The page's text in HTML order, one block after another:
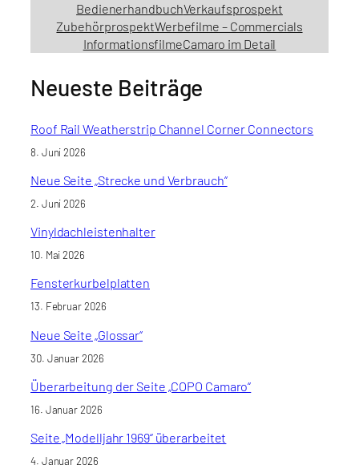
BedienerhandbuchVerkaufsprospekt
ZubehörprospektWerbefilme – Commercials
InformationsfilmeCamaro im Detail
Neueste Beiträge
Roof Rail Weatherstrip Channel Corner Connectors
8. Juni 2026
Neue Seite „Strecke und Verbrauch“
2. Juni 2026
Vinyldachleistenhalter
10. Mai 2026
Fensterkurbelplatten
13. Februar 2026
Neue Seite „Glossar“
30. Januar 2026
Überarbeitung der Seite „COPO Camaro“
16. Januar 2026
Seite „Modelljahr 1969“ überarbeitet
4. Januar 2026